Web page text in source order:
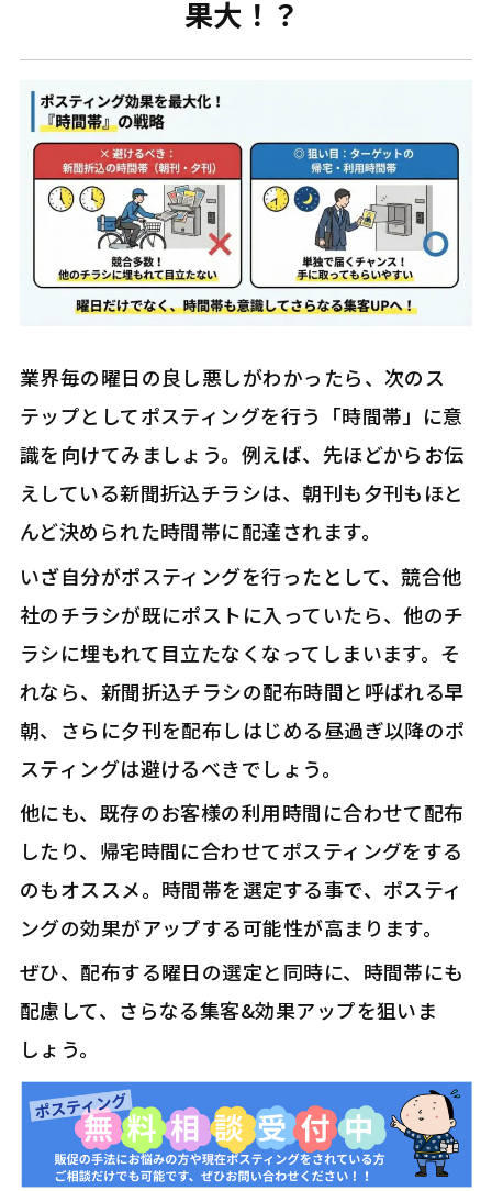
果大！？
業界毎の曜日の良し悪しがわかったら、次のス
テップとしてポスティングを行う「時間帯」に意
識を向けてみましょう。例えば、先ほどからお伝
えしている新聞折込チラシは、朝刊も夕刊もほと
んど決められた時間帯に配達されます。
いざ自分がポスティングを行ったとして、競合他
社のチラシが既にポストに入っていたら、他のチ
ラシに埋もれて目立たなくなってしまいます。そ
れなら、新聞折込チラシの配布時間と呼ばれる早
朝、さらに夕刊を配布しはじめる昼過ぎ以降のポ
スティングは避けるべきでしょう。
他にも、既存のお客様の利用時間に合わせて配布
したり、帰宅時間に合わせてポスティングをする
のもオススメ。時間帯を選定する事で、ポスティ
ングの効果がアップする可能性が高まります。
ぜひ、配布する曜日の選定と同時に、時間帯にも
配慮して、さらなる集客&効果アップを狙いま
しょう。